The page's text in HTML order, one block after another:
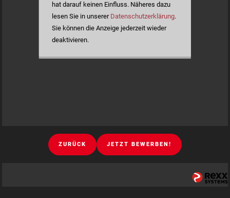
hat darauf keinen Einfluss. Näheres dazu
lesen Sie in unserer Datenschutzerklärung.
Sie können die Anzeige jederzeit wieder
deaktivieren.
ZURÜCK JETZT BEWERBEN!